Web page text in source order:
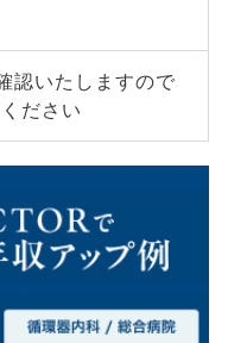
認いたしますので
ださい